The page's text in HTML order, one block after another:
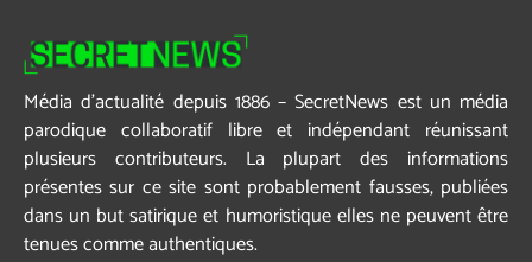
Média d’actualité depuis 1886 – SecretNews est un média
parodique collaboratif libre et indépendant réunissant
plusieurs contributeurs. La plupart des informations
présentes sur ce site sont probablement fausses, publiées
dans un but satirique et humoristique elles ne peuvent être
tenues comme authentiques.